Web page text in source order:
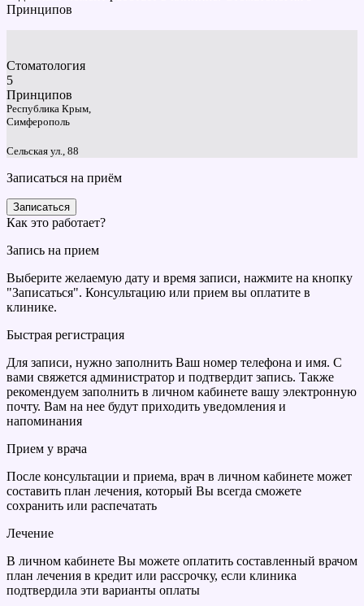
Принципов
Стоматология
5
Принципов
Республика Крым,
Симферополь
Сельская ул., 88
Записаться на приём
Записаться
Как это работает?
Запись на прием
Выберите желаемую дату и время записи, нажмите на кнопку
"Записаться". Консультацию или прием вы оплатите в
клинике.
Быстрая регистрация
Для записи, нужно заполнить Ваш номер телефона и имя. С
вами свяжется администратор и подтвердит запись. Также
рекомендуем заполнить в личном кабинете вашу электронную
почту. Вам на нее будут приходить уведомления и
напоминания
Прием у врача
После консультации и приема, врач в личном кабинете может
составить план лечения, который Вы всегда сможете
сохранить или распечатать
Лечение
В личном кабинете Вы можете оплатить составленный врачом
план лечения в кредит или рассрочку, если клиника
подтвердила эти варианты оплаты